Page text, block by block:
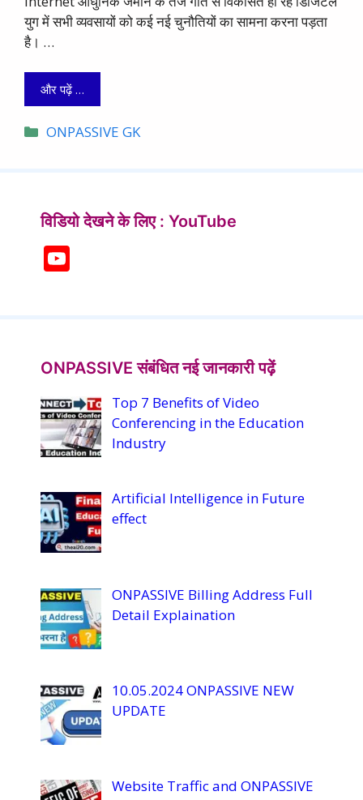
युग में सभी व्यवसायों को कई नई चुनौतियों का सामना करना पड़ता
है। …
और पढ़ें …
Categories
ONPASSIVE GK
विडियो देखने के लिए : YouTube
u
b
e
C
h
a
n
n
ONPASSIVE संबंधित नई जानकारी पढ़ें
Top 7 Benefits of Video
Conferencing in the Education
Industry
Artificial Intelligence in Future
effect
ONPASSIVE Billing Address Full
Detail Explaination
10.05.2024 ONPASSIVE NEW
UPDATE
Website Traffic and ONPASSIVE